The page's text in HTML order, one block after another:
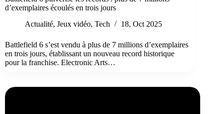
d’exemplaires écoulés en trois jours
Actualité, Jeux vidéo, Tech 18, Oct 2025
Battlefield 6 s’est vendu à plus de 7 millions d’exemplaires
en trois jours, établissant un nouveau record historique
pour la franchise. Electronic Arts…